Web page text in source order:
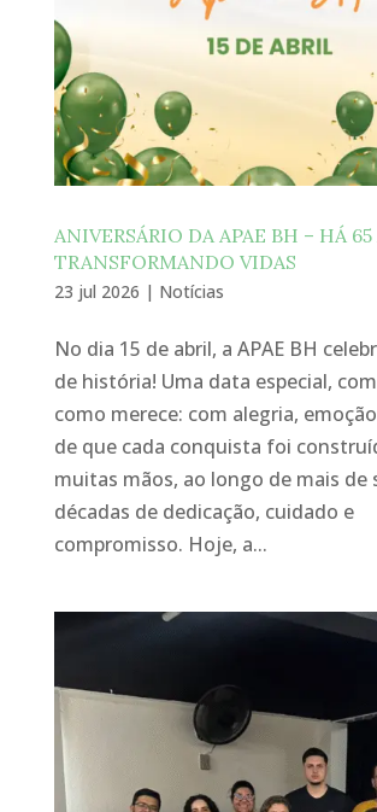
ANIVERSÁRIO DA APAE BH – HÁ 65
TRANSFORMANDO VIDAS
23 jul 2026 | Notícias
No dia 15 de abril, a APAE BH
de história! Uma data especial,
como merece: com alegria,
de que cada conquista foi
muitas mãos, ao longo de mais de
décadas de dedicação, cuidado e
compromisso. Hoje, a...